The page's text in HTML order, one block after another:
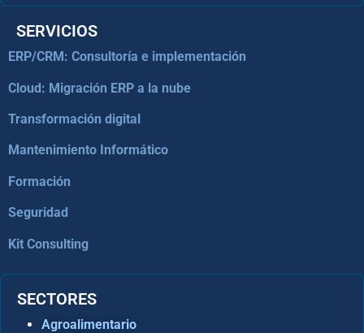
SERVICIOS
ERP/CRM: Consultoría e implementación
Cloud: Migración ERP a la nube
Transformación digital
Mantenimiento Informático
Formación
Seguridad
Kit Consulting
SECTORES
Agroalimentario